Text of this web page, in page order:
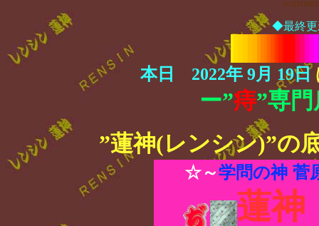
/
◆最終更
本日 2022年 9月 19日
ー”痔”専
”蓮神(レンシン)”の
☆～学問の神 菅
蓮神